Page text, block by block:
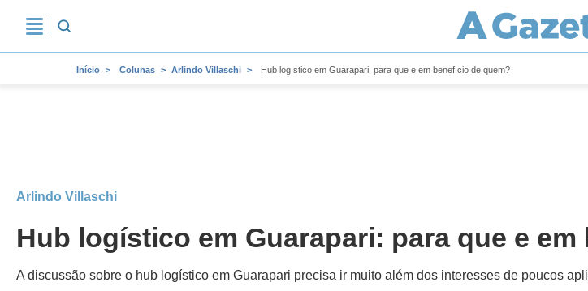
Início Colunas Arlindo Villaschi Hub logístico em Guarapari: para que e em benefício de quem?
Arlindo Villaschi
Hub logístico em Guarapari: para que e
A discussão sobre o hub logístico em Guarapari precisa ir muito além dos interesses de poucos